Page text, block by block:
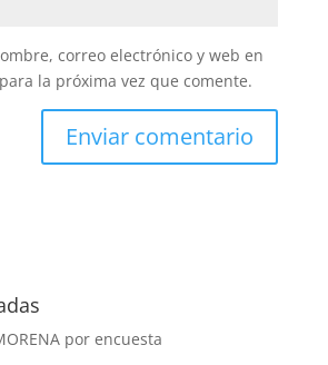
correo electrónico y web en
la próxima vez que comente.
por encuesta